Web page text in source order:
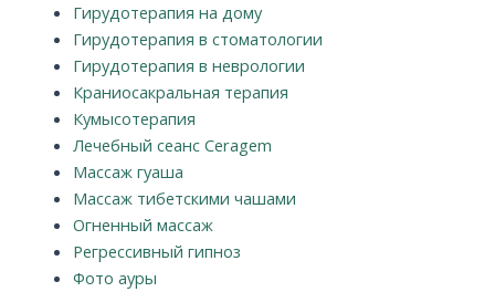
Гирудотерапия на дому
Гирудотерапия в стоматологии
Гирудотерапия в неврологии
Краниосакральная терапия
Кумысотерапия
Лечебный сеанс Ceragem
Массаж гуаша
Массаж тибетскими чашами
Огненный массаж
Регрессивный гипноз
Фото ауры